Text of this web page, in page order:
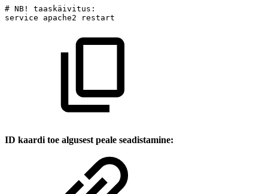
# NB!
taaskäivitus:
service
apache2 restart
ID kaardi toe algusest peale seadistamine: